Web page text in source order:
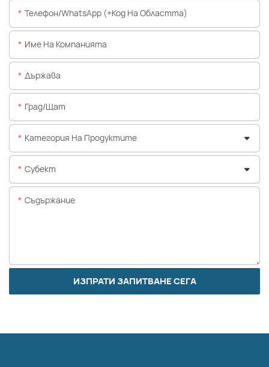
Телефон/WhatsApp (+Код На Областта)
Име На Компанията
Държава
Град/щат
Категория На Продуктите
Субект
Съдържание
ИЗПРАТИ ЗАПИТВАНЕ СЕГА